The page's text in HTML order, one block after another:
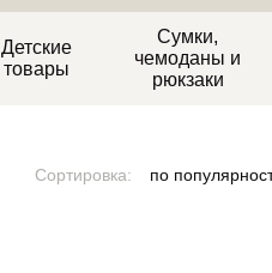
Детские
товары
Сумки,
чемоданы и
рюкзаки
Сортировка: по